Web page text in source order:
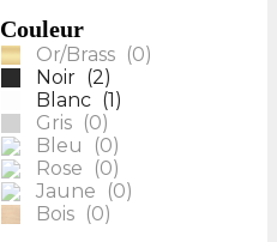
Couleur
Or/Brass (0)
Noir (2)
Blanc (1)
Gris (0)
Bleu
(0)
Rose
(0)
Jaune
(0)
Bois (0)